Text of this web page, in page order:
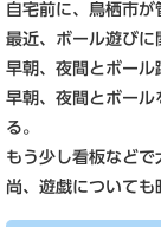
自宅前に、鳥栖市
最近、ボール遊びに
早朝、夜間とボール
早朝、夜間とボール
る。
もう少し看板などで
尚、遊戯についても